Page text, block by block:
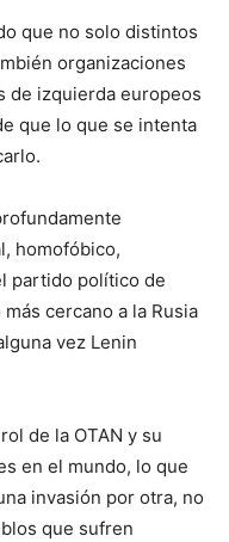
que no solo distintos
organizaciones
de izquierda europeos
que lo que se intenta
homofóbico,
partido político de
cercano a la Rusia
vez Lenin
de la OTAN y su
en el mundo, lo que
invasión por otra, no
que sufren